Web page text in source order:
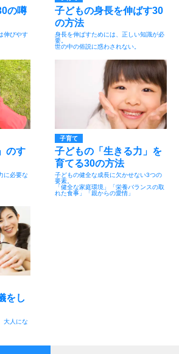
の噂
伸びやす
子どもの身長を伸ばす30
の方法
身長を伸ばすためには、正しい知識が必
要。
世の中の俗説に惑わされない。
のす
に必要な
子育て
子どもの「生きる力」を
育てる30の方法
子どもの健全な成長に欠かせない3つの
要素。
「健全な家庭環境」「栄養バランスの取
れた食事」「親からの愛情」
をし
大人にな